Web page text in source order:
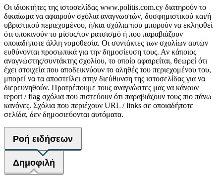
Οι ιδιοκτήτες της ιστοσελίδας www.politis.com.cy διατηρούν το
δικαίωμα να αφαιρούν σχόλια αναγνωστών, δυσφημιστικού και/ή
υβριστικού περιεχομένου, ή/και σχόλια που μπορούν να εκληφθεί
ότι υποκινούν το μίσος/τον ρατσισμό ή που παραβιάζουν
οποιαδήποτε άλλη νομοθεσία. Οι συντάκτες των σχολίων αυτών
ευθύνονται προσωπικά για την δημοσίευση τους. Αν κάποιος
αναγνώστης/συντάκτης σχολίου, το οποίο αφαιρείται, θεωρεί ότι
έχει στοιχεία που αποδεικνύουν το αληθές του περιεχομένου του,
μπορεί να τα αποστείλει στην διεύθυνση της ιστοσελίδας για να
διερευνηθούν. Προτρέπουμε τους αναγνώστες μας να κάνουν
report / flag σχόλια που πιστεύουν ότι παραβιάζουν τους πιο πάνω
κανόνες. Σχόλια που περιέχουν URL / links σε οποιαδήποτε
σελίδα, δεν δημοσιεύονται αυτόματα.
Ροή ειδήσεων
Δημοφιλή